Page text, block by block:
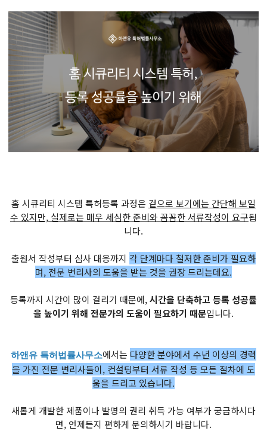
홈 시큐리티 시스템 특허등록 과정은 겉으로 보기에는 간단해 보일
수 있지만, 실제로는 매우 세심한 준비와 꼼꼼한 서류작성이 요구됩
니다.
출원서 작성부터 심사 대응까지 각 단계마다 철저한 준비가 필요하
며, 전문 변리사의 도움을 받는 것을 권장 드리는데요.
등록까지 시간이 많이 걸리기 때문에,시간을 단축하고 등록 성공률
을 높이기 위해 전문가의 도움이 필요하기 때문입니다.
하앤유 특허법률사무소에서는 다양한 분야에서 수년 이상의 경력
을 가진 전문 변리사들이, 컨설팅부터 서류 작성 등 모든 절차에 도
움을 드리고 있습니다.
새롭게 개발한 제품이나 발명의 권리 취득 가능 여부가 궁금하시다
면, 언제든지 편하게 문의하시기 바랍니다.